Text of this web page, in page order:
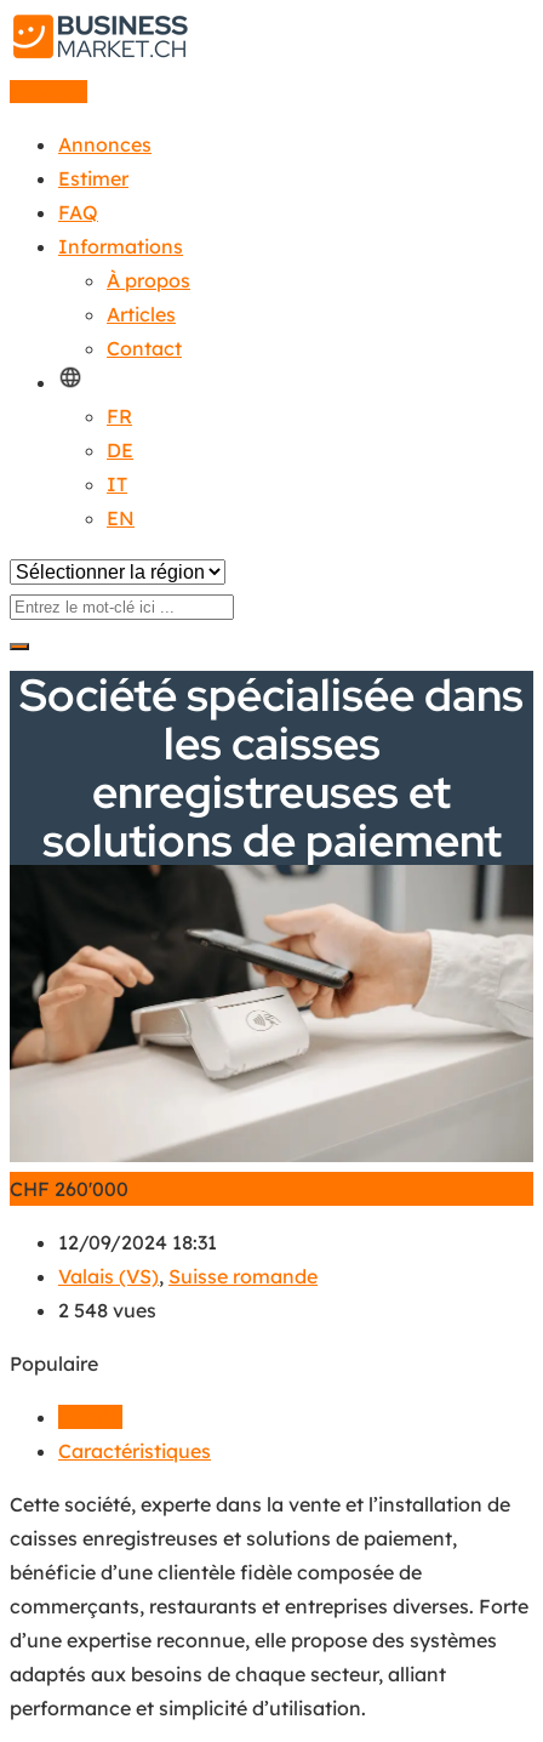
Annonces
Estimer
FAQ
Informations
À propos
Articles
Contact
FR
DE
IT
EN
Société spécialisée dans
les caisses
enregistreuses et
solutions de paiement
CHF 260'000
12/09/2024 18:31
Valais (VS), Suisse romande
2 548 vues
Populaire
Caractéristiques
Cette société, experte dans la vente et l’installation de
caisses enregistreuses et solutions de paiement,
bénéficie d’une clientèle fidèle composée de
commerçants, restaurants et entreprises diverses. Forte
d’une expertise reconnue, elle propose des systèmes
adaptés aux besoins de chaque secteur, alliant
performance et simplicité d’utilisation.